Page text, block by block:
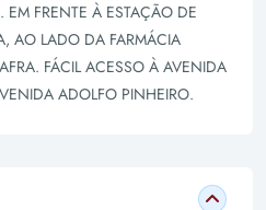
EM FRENTE À ESTAÇÃO DE
AO LADO DA FARMÁCIA
FÁCIL ACESSO À AVENIDA
ADOLFO PINHEIRO.